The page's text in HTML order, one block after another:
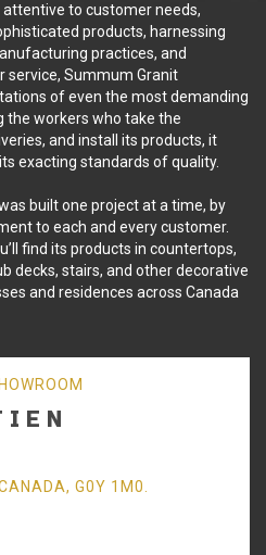
to customer needs,
products, harnessing
practices, and
service, Summum Granit
of even the most demanding
workers who take the
and install its products, it
exacting standards of quality.
built one project at a time, by
to each and every customer.
find its products in countertops,
decks, stairs, and other decorative
and residences across Canada
G0Y 1M0.